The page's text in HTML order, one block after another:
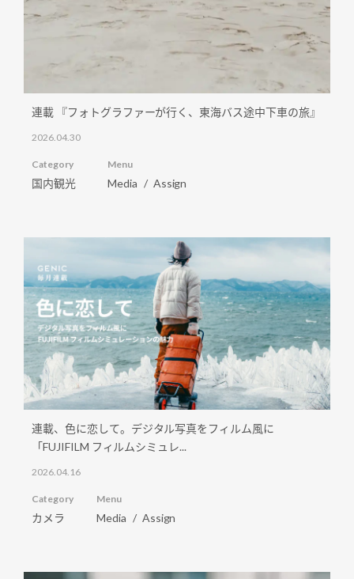
連載 『フォトグラファーが行く、東海バス途中下車の旅』
2026.04.30
Category
国内観光
Menu
Media Assign
連載、色に恋して。デジタル写真をフィルム風に
「FUJIFILM フィルムシミュレ...
2026.04.16
Category
カメラ
Menu
Media Assign